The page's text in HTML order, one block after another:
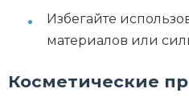
Избегайте
материалов или
Косметические